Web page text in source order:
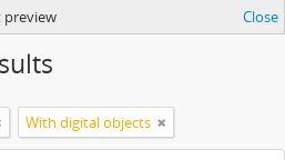
preview Close
With digital objects